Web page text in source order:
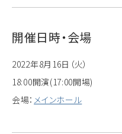
開催日時・会場
2022年8月16日（火）
18:00開演(17:00開場)
会場： メインホール